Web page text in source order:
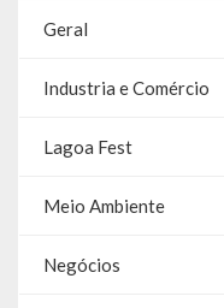
Editais de Licitações
LicitaCon Cidadão
Geral
Industria e Comércio
Lagoa Fest
Meio Ambiente
Negócios